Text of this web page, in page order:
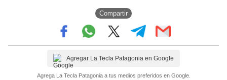
Compartir
Agregar La Tecla Patagonia en Google
Agrega La Tecla Patagonia a tus medios preferidos en Google.